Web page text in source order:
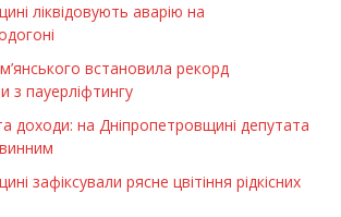
ліквідовують аварію на
встановила рекорд
з пауерліфтингу
доходи: на Дніпропетровщині депутата
зафіксували рясне цвітіння рідкісних